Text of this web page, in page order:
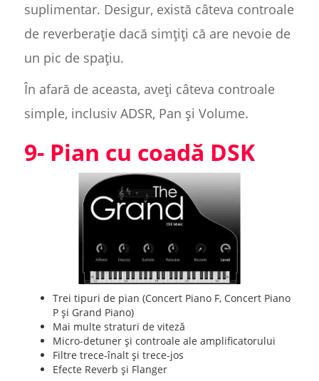
suplimentar. Desigur, există câteva controale
de reverberație dacă simțiți că are nevoie de
un pic de spațiu.
În afară de aceasta, aveți câteva controale
simple, inclusiv ADSR, Pan și Volume.
9- Pian cu coadă DSK
Trei tipuri de pian (Concert Piano F, Concert Piano
P și Grand Piano)
Mai multe straturi de viteză
Micro-detuner și controale ale amplificatorului
Filtre trece-înalt și trece-jos
Efecte Reverb și Flanger